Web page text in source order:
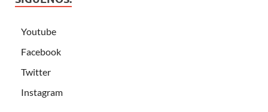
Youtube
Facebook
Twitter
Instagram